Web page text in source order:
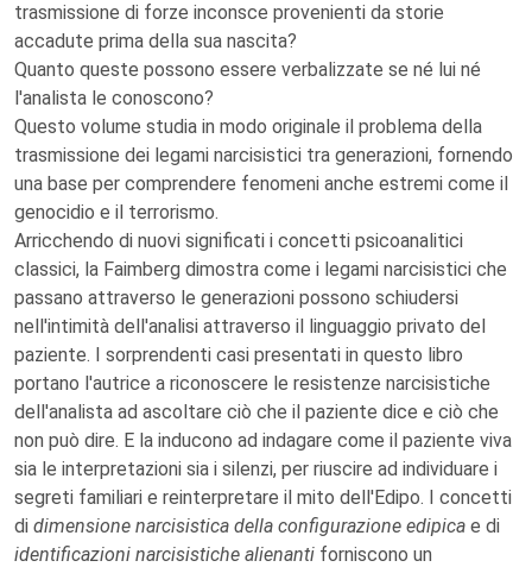
trasmissione di forze inconsce provenienti da storie
accadute prima della sua nascita?
Quanto queste possono essere verbalizzate se né lui né
l'analista le conoscono?
Questo volume studia in modo originale il problema della
trasmissione dei legami narcisistici tra generazioni, fornendo
una base per comprendere fenomeni anche estremi come il
genocidio e il terrorismo.
Arricchendo di nuovi significati i concetti psicoanalitici
classici, la Faimberg dimostra come i legami narcisistici che
passano attraverso le generazioni possono schiudersi
nell'intimità dell'analisi attraverso il linguaggio privato del
paziente. I sorprendenti casi presentati in questo libro
portano l'autrice a riconoscere le resistenze narcisistiche
dell'analista ad ascoltare ciò che il paziente dice e ciò che
non può dire. E la inducono ad indagare come il paziente viva
sia le interpretazioni sia i silenzi, per riuscire ad individuare i
segreti familiari e reinterpretare il mito dell'Edipo. I concetti
di dimensione narcisistica della configurazione edipica e di
identificazioni narcisistiche alienanti forniscono un